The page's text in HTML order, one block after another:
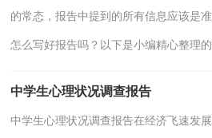
的常态，报告中提到的所有信息应该是
怎么写好报告吗？以下是小编精心整理
中学生心理状况调查报告
中学生心理状况调查报告在经济飞速发